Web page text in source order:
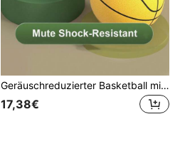
Geräuschreduzierter Basketball mit poröser Schaumstruktur, geeignet für ruhiges Indoortraining. Hochelastischer Basketball, geeignet für das nächtliche Training von Apartmentbewohnern und den Heimtrainingsraum. Hochdichter Basketball, stilvolle Sporttrainingsausrüstung und Basketball-Zubehör
17,38€